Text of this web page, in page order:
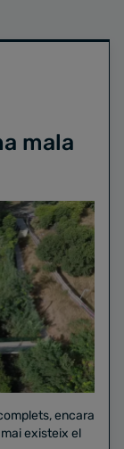
mala
encara
existeix el